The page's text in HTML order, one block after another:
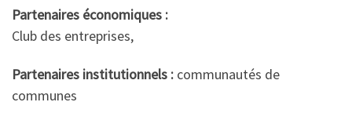
Partenaires économiques :
Club des entreprises,
Partenaires institutionnels : communautés de
communes